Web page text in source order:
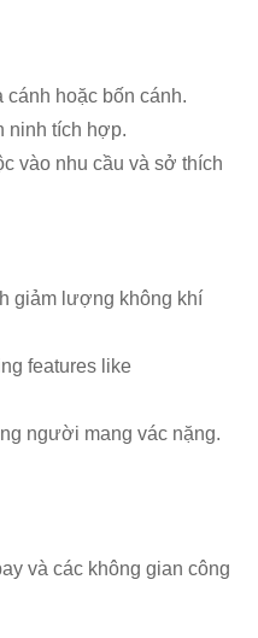
hoặc bốn cánh.
ninh tích hợp.
vào nhu cầu và sở thích
giảm lượng không khí
features like
người mang vác nặng.
và các không gian công